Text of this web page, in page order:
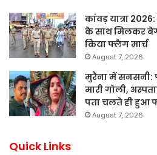
कांवड़ यात्रा
के साथ मिलकर
किया फ्लैग मार्च
August 7, 2026
मुरैना में सनसनी:
मारी गोली,
पता चलते ही हुआ
August 7, 2026
Quick Links